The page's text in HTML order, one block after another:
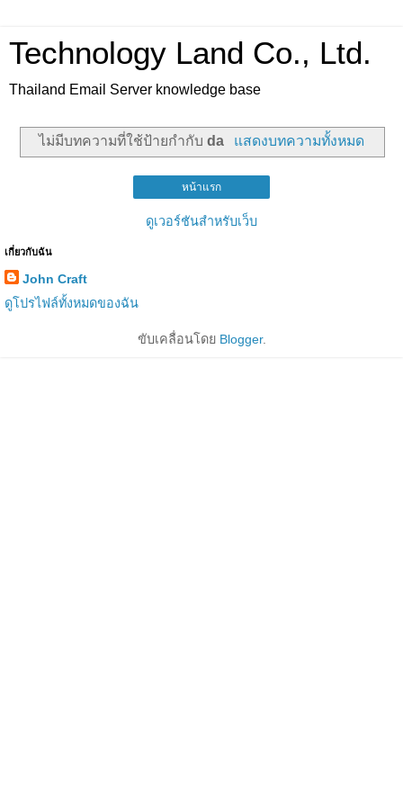
Technology Land Co., Ltd.
Thailand Email Server knowledge base
ไม่มีบทความที่ใช้ป้ายกำกับda แสดงบทความทั้งหมด
หน้าแรก
ดูเวอร์ชันสำหรับเว็บ
เกี่ยวกับฉัน
John Craft
ดูโปรไฟล์ทั้งหมดของฉัน
ขับเคลื่อนโดย Blogger.